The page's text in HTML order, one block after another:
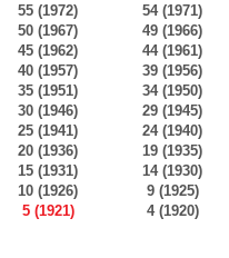
55 (1972)
54 (1971)
50 (1967)
49 (1966)
45 (1962)
44 (1961)
40 (1957)
39 (1956)
35 (1951)
34 (1950)
30 (1946)
29 (1945)
25 (1941)
24 (1940)
20 (1936)
19 (1935)
15 (1931)
14 (1930)
10 (1926)
9 (1925)
5 (1921)
4 (1920)